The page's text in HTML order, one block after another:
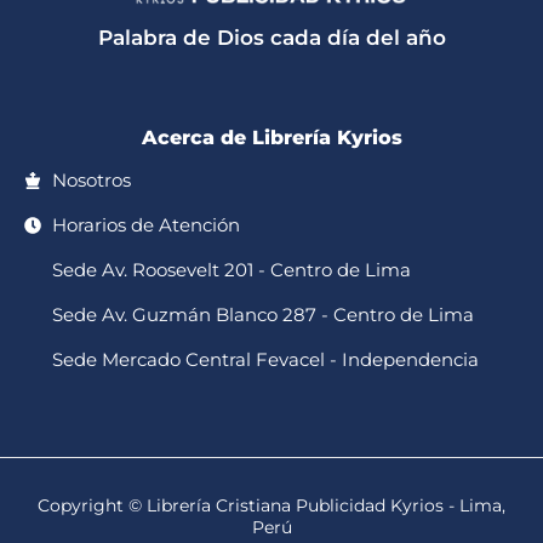
a
p
k o
k
g
a
b
Palabra de Dios cada día del año
Acerca de Librería Kyrios
Nosotros
Horarios de Atención
Sede Av. Roosevelt 201 - Centro de Lima
Sede Av. Guzmán Blanco 287 - Centro de Lima
Sede Mercado Central Fevacel - Independencia
Copyright © Librería Cristiana Publicidad Kyrios - Lima,
Perú